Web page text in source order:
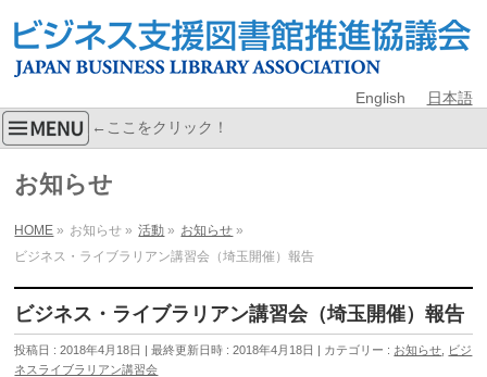
English 日本語
←ここをクリック！
お知らせ
HOME » お知らせ » 活動 » お知らせ »
ビジネス・ライブラリアン講習会（埼玉開催）報告
ビジネス・ライブラリアン講習会（埼玉開催）報告
投稿日 : 2018年4月18日 最終更新日時 : 2018年4月18日 カテゴリー : お知らせ
ビジ
ネスライブラリアン講習会